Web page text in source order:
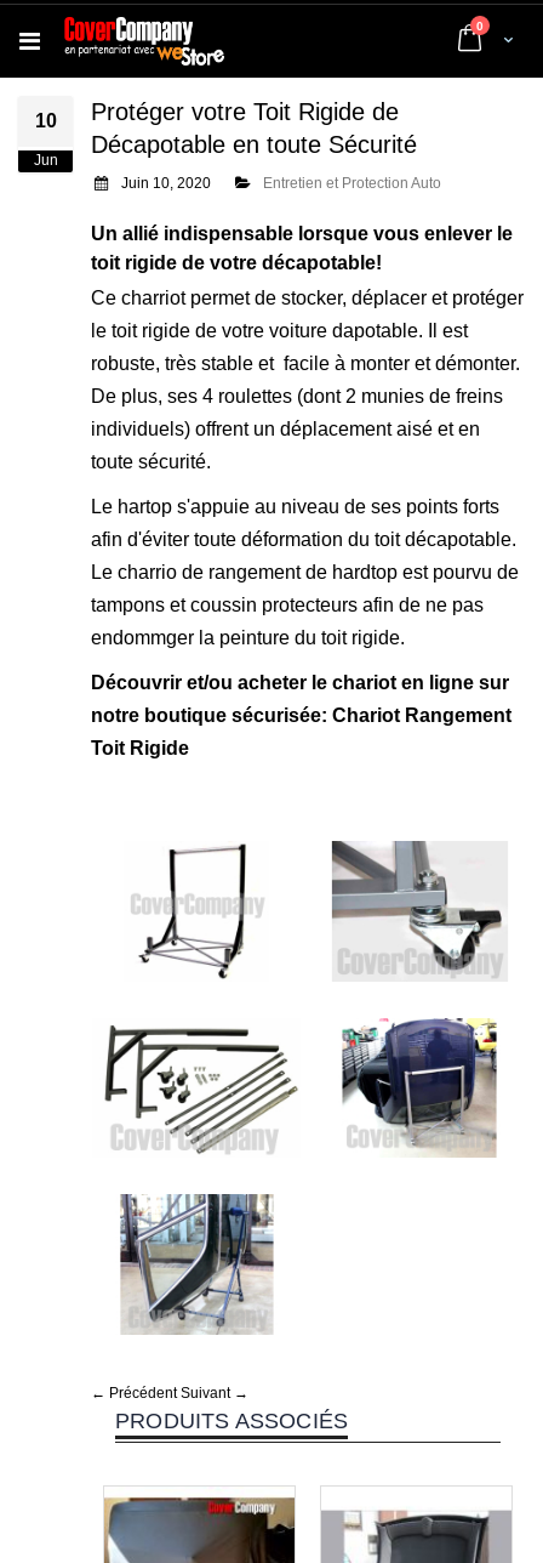
Cart
0 articles
10
Jun
Protéger votre Toit Rigide de
Décapotable en toute Sécurité
Juin 10, 2020 Entretien et Protection Auto
Un allié indispensable lorsque vous enlever le
toit rigide de votre décapotable!
Ce charriot permet de stocker, déplacer et protéger
le toit rigide de votre voiture dapotable. Il est
robuste, très stable et facile à monter et démonter.
De plus, ses 4 roulettes (dont 2 munies de freins
individuels) offrent un déplacement aisé et en
toute sécurité.
Le hartop s'appuie au niveau de ses points forts
afin d'éviter toute déformation du toit décapotable.
Le charrio de rangement de hardtop est pourvu de
tampons et coussin protecteurs afin de ne pas
endommger la peinture du toit rigide.
Découvrir et/ou acheter le chariot en ligne sur
notre boutique sécurisée: Chariot Rangement
Toit Rigide
← Précédent Suivant →
PRODUITS ASSOCIÉS